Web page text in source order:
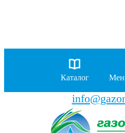
8 (929)
8 (929)
Каталог